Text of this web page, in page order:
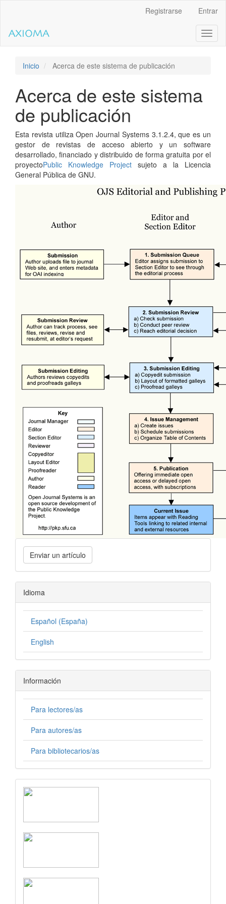
contenido
de
Contenido
principal
Barra
Registrarse Entrar
Inicio Acerca de este sistema de publicación
Acerca de este sistema
de publicación
Esta revista utiliza Open Journal Systems 3.1.2.4, que es un
gestor de revistas de acceso abierto y un software
desarrollado, financiado y distribuido de forma gratuita por el
proyectoPublic Knowledge Project sujeto a la Licencia
General Pública de GNU.
Enviar un artículo
Idioma
Español (España)
English
Información
Para lectores/as
Para autores/as
Para bibliotecarios/as